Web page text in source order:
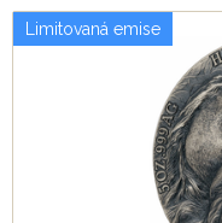
Limitovaná emise